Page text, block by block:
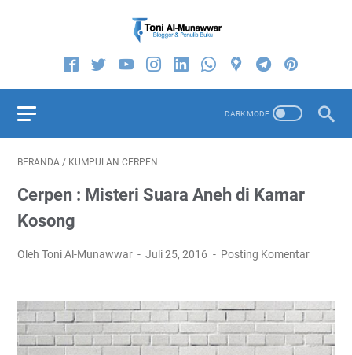
BERANDA / KUMPULAN CERPEN
Cerpen : Misteri Suara Aneh di Kamar
Kosong
Oleh Toni Al-Munawwar Juli 25, 2016 Posting Komentar